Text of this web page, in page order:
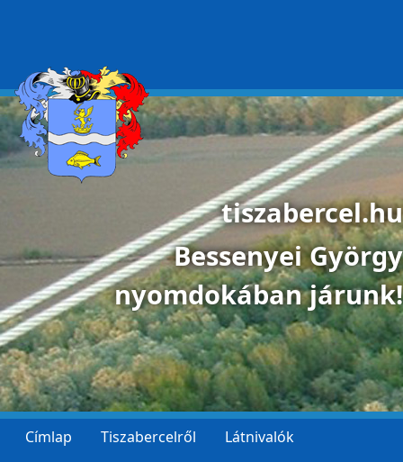
tiszabercel.hu
Bessenyei György
nyomdokában járunk!
Címlap Tiszabercelről
Látnivalók